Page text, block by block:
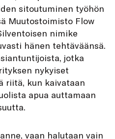
sitoutuminen työhön
Muutostoimisto Flow
nimike
hänen tehtäväänsä.
jotka
nykyiset
riitä, kun kaivataan
apua auttamaan
vaan halutaan vain